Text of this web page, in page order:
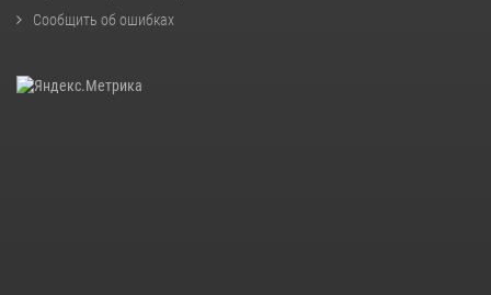
Сообщить об ошибках